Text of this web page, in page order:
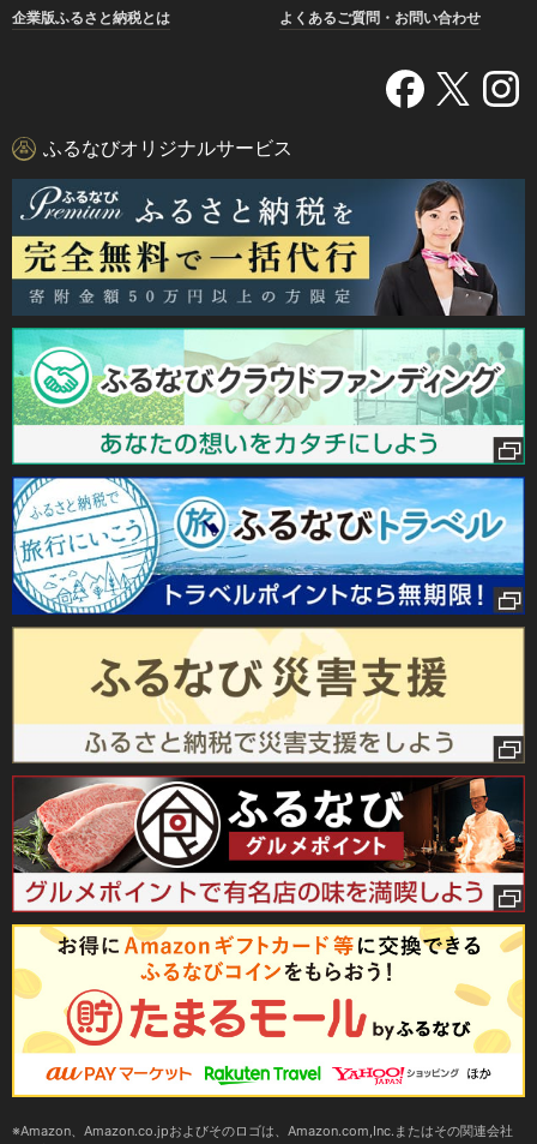
企業版ふるさと納税とは
よくあるご質問・お問い合わせ
ふるなびオリジナルサービス
Amazon、Amazon.co.jpおよびそのロゴは、Amazon.com,Inc.またはその関連会社